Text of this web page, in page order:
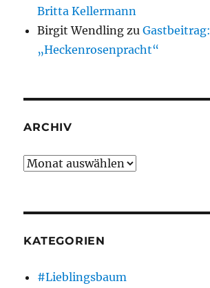
Britta Kellermann
Birgit Wendling zuGastbeitrag:
„Heckenrosenpracht“
ARCHIV
Archiv
KATEGORIEN
#Lieblingsbaum